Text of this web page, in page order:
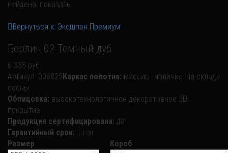
найдено: показать
Вернуться к: Экошпон Премиум
Берлин 02 Темный дуб
6 335 руб.
наличие: на складе
Артикул: 006825Каркас полотна: массив
сосны
Облицовка: высокотехнологичное декоративное 3D-
покрытие
Продукция сертифицирована: да
Гарантийный срок: 1 год
Размер
Короб